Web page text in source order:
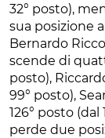
32° posto),
sua posizione
Bernardo
scende di
posto),
99° posto),
126° posto
perde due